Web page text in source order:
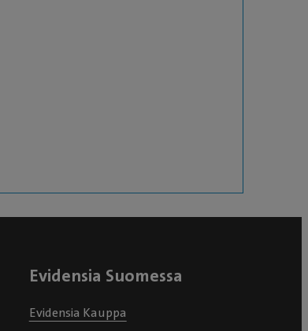
Evidensia Suomessa
Evidensia Kauppa